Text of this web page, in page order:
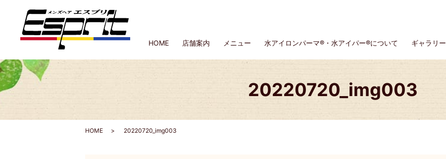
HOME 店舗案内 メニュー 水アイロンパーマ®・水アイパー®について ギャラリー
20220720_img003
HOME 20220720_img003